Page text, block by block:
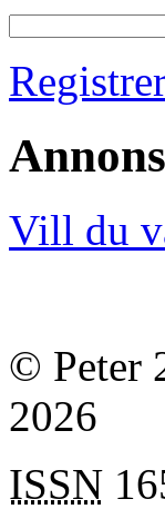
Vill du
© Peter
2026
ISSN